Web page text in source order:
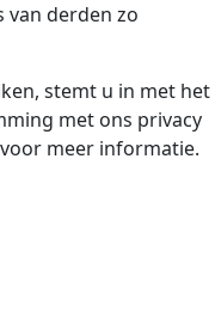
van derden zo
stemt u in met het
met ons privacy
meer informatie.